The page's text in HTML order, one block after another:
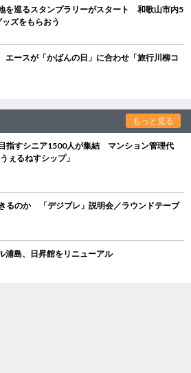
を巡るスタンプラリーがスタート 和歌山市内5
ズをもらおう
ースが「かばんの日」に合わせ「旅行川柳コ
もっと見る
指すシニア1500人が集結 マンション管理代
ぇるねすシップ」
るのか 「デジブレ」説明会／ラウンドテーブ
島、日昇館をリニューアル